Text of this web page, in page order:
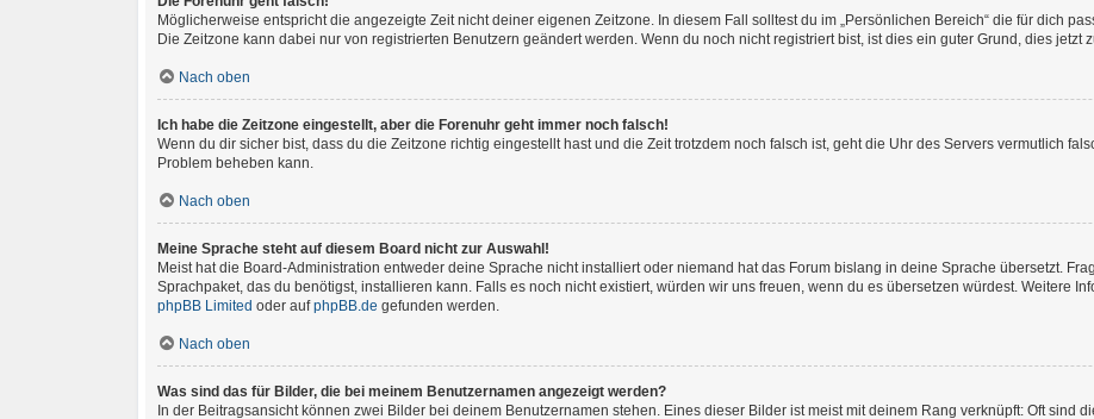
Möglicherweise entspricht die angezeigte Zeit nicht deiner eigenen Zeitzone. In diesem Fall solltest du im „Persönlichen Bereich“ die für dich
Die Zeitzone kann dabei nur von registrierten Benutzern geändert werden. Wenn du noch nicht registriert bist, ist dies ein guter Grund, dies jetzt
Nach oben
Ich habe die Zeitzone eingestellt, aber die Forenuhr geht immer noch falsch!
Wenn du dir sicher bist, dass du die Zeitzone richtig eingestellt hast und die Zeit trotzdem noch falsch ist, geht die Uhr des Servers vermutlich
Problem beheben kann.
Nach oben
Meine Sprache steht auf diesem Board nicht zur Auswahl!
Meist hat die Board-Administration entweder deine Sprache nicht installiert oder niemand hat das Forum bislang in deine Sprache übersetzt.
Sprachpaket, das du benötigst, installieren kann. Falls es noch nicht existiert, würden wir uns freuen, wenn du es übersetzen würdest. Weitere
phpBB Limited oder aufphpBB.de gefunden werden.
Nach oben
Was sind das für Bilder, die bei meinem Benutzernamen angezeigt werden?
In der Beitragsansicht können zwei Bilder bei deinem Benutzernamen stehen. Eines dieser Bilder ist meist mit deinem Rang verknüpft: Oft sind